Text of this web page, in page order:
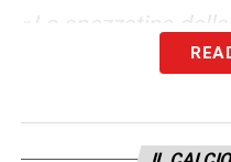
Lo spezzatino
arrogante del
bocca con slogan